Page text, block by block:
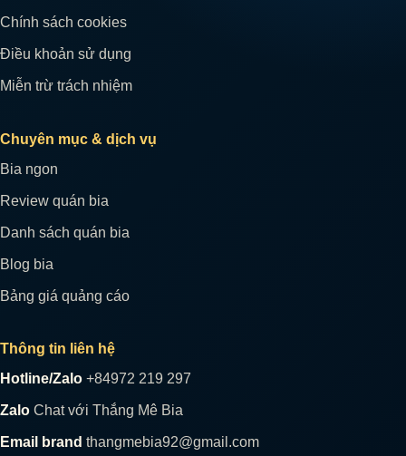
Chính sách cookies
Điều khoản sử dụng
Miễn trừ trách nhiệm
Chuyên mục & dịch vụ
Bia ngon
Review quán bia
Danh sách quán bia
Blog bia
Bảng giá quảng cáo
Thông tin liên hệ
Hotline/Zalo +84972 219 297
Zalo Chat với Thắng Mê Bia
Email brand thangmebia92@gmail.com